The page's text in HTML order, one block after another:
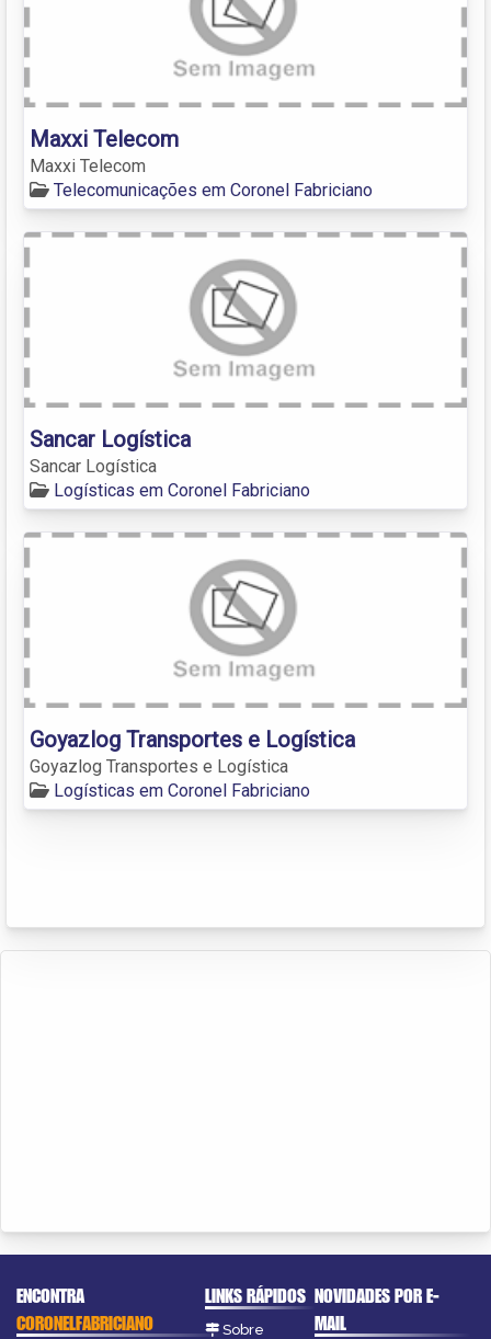
Maxxi Telecom
Maxxi Telecom
Telecomunicações em Coronel Fabriciano
Sancar Logística
Sancar Logística
Logísticas em Coronel Fabriciano
Goyazlog Transportes e Logística
Goyazlog Transportes e Logística
Logísticas em Coronel Fabriciano
ENCONTRA
CORONELFABRICIANO
LINKS RÁPIDOS
Sobre
NOVIDADES POR E-
MAIL